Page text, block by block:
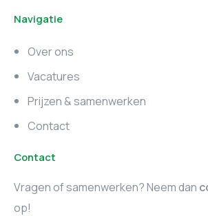
Marketing vacatures
Zuid-Holland
Marketing vacatures
Utrecht
Navigatie
Over ons
Vacatures
Prijzen & samenwerken
Contact
Contact
Vragen of samenwerken? Neem dan
op!